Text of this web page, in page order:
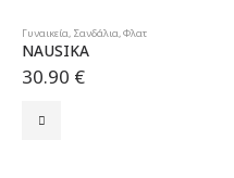
Γυναικεία, Σανδάλια,Φλατ
NAUSIKA
30.90 €